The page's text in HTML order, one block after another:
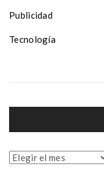
Publicidad
Tecnología
Archivos